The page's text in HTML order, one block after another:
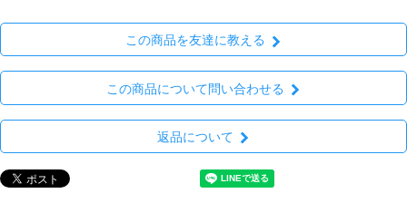
この商品を友達に教える
この商品について問い合わせる
返品について